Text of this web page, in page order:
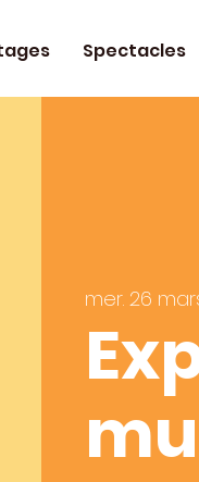
Spectacles
mer. 26